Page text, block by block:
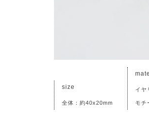
size
全体：約40x20mm
イヤ
モチ